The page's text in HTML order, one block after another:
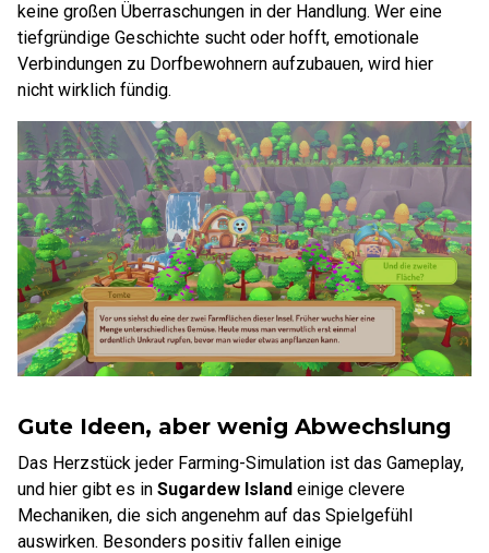
keine großen Überraschungen in der Handlung. Wer eine
tiefgründige Geschichte sucht oder hofft, emotionale
Verbindungen zu Dorfbewohnern aufzubauen, wird hier
nicht wirklich fündig.
Gute Ideen, aber wenig Abwechslung
Das Herzstück jeder Farming-Simulation ist das Gameplay,
und hier gibt es in Sugardew Island einige clevere
Mechaniken, die sich angenehm auf das Spielgefühl
auswirken. Besonders positiv fallen einige